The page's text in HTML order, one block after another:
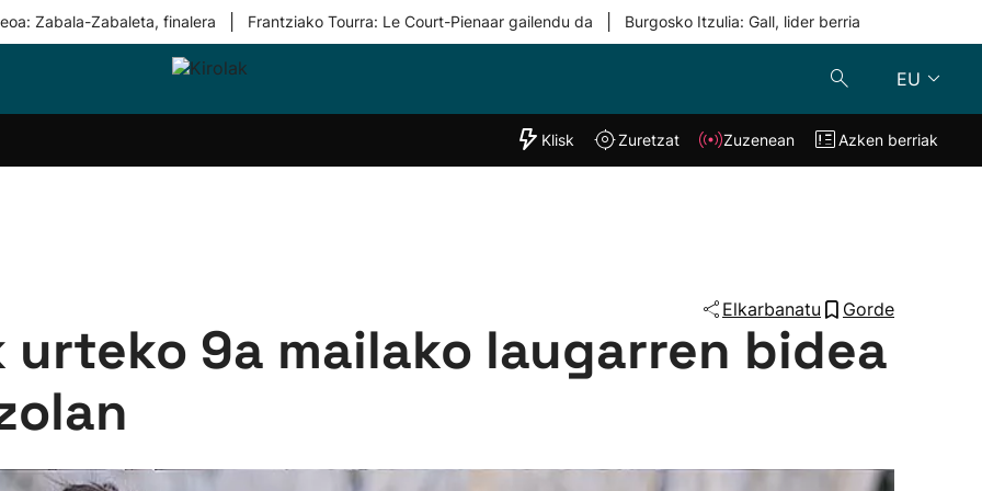
Zabala-Zabaleta, finalera Frantziako Tourra: Le Court-Pienaar gailendu da Burgosko Itzulia: Gall, lider berria
EU
Taldeak
"Helmuga"
Klisk Zuzenean
Klisk Zuretzat Zuzenean Azken berriak
Elkarbanatu Gorde
urteko 9a mailako laugarren bidea